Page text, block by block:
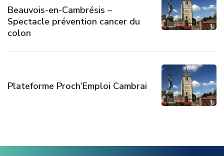
Beauvois-en-Cambrésis –
Spectacle prévention cancer du
colon
Plateforme Proch’Emploi Cambrai